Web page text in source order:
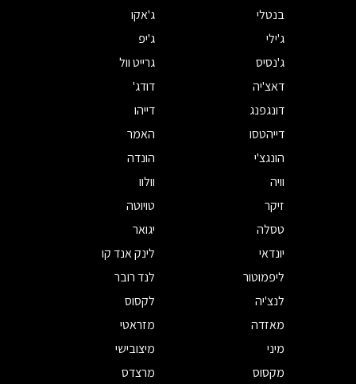
בנטלי
ג'אקו
ג'ילי
ג'יפ
ג'נסיס
גרייט וול
דאצ'יה
דודג'
דונגפנג
דייהו
דייהטסו
האמר
הונגצ'י
הונדה
וויה
וולוו
זיקר
טויוטה
טסלה
יגואר
יונדאי
לינק אנד קו
ליפמוטור
לנד רובר
לנצ'יה
לקסוס
מאזדה
מזראטי
מיני
מיצובישי
מקסוס
מרצדס